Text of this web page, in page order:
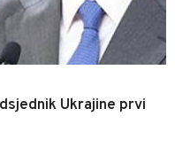
Ukrajine prvi